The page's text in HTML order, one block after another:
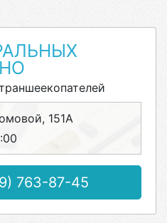
151А
763-87-45